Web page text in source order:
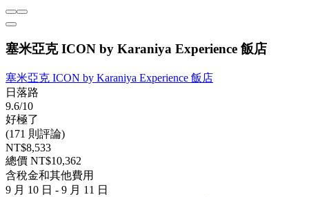
塞米亞克 ICON by Karaniya Experience 飯店
塞米亞克 ICON by Karaniya Experience 飯店
日落路
9.6/10
好極了
(171 則評論)
NT$8,533
總價 NT$10,362
含稅金和其他費用
9 月 10 日 - 9 月 11 日